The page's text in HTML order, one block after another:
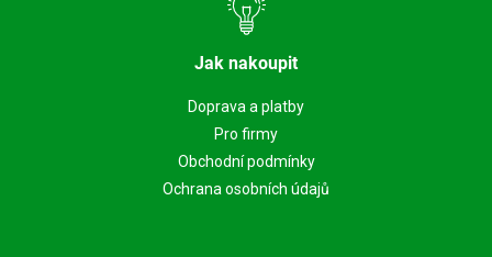
Jak nakoupit
Doprava a platby
Pro firmy
Obchodní podmínky
Ochrana osobních údajů